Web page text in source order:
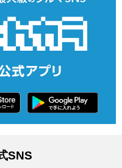
SNS